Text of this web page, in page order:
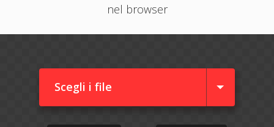
nel browser
Scegli i file